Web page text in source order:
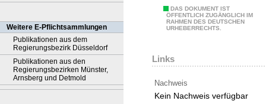
Weitere E-Pflichtsammlungen
Publikationen aus dem
Regierungsbezirk Düsseldorf
Publikationen aus den
Regierungsbezirken Münster,
Arnsberg und Detmold
DAS DOKUMENT IST
ÖFFENTLICH ZUGÄNGLICH IM
RAHMEN DES DEUTSCHEN
URHEBERRECHTS.
Links
Nachweis
Kein Nachweis verfügbar